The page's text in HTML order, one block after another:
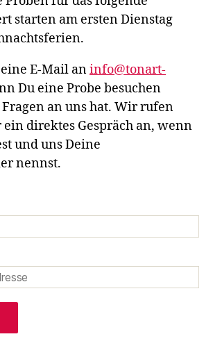
starten am ersten Dienstag
E-Mail aninfo@tonart-
Du eine Probe besuchen
an uns hat. Wir rufen
direktes Gespräch an, wenn
und uns Deine
nennst.